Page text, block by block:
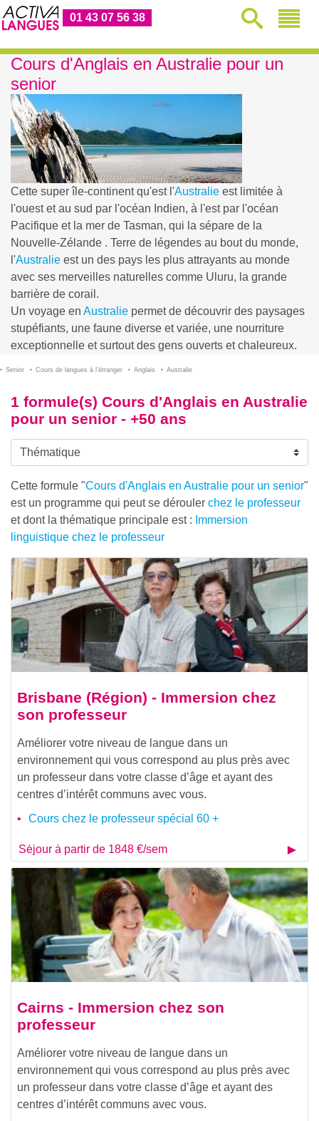
01 43 07 56 38
Cours d'Anglais en Australie pour un
senior
Cette super île-continent qu'est l'Australie est limitée à
l'ouest et au sud par l'océan Indien, à l'est par l'océan
Pacifique et la mer de Tasman, qui la sépare de la
Nouvelle-Zélande . Terre de légendes au bout du monde,
l'Australie est un des pays les plus attrayants au monde
avec ses merveilles naturelles comme Uluru, la grande
barrière de corail.
Un voyage en Australie permet de découvrir des paysages
stupéfiants, une faune diverse et variée, une nourriture
exceptionnelle et surtout des gens ouverts et chaleureux.
Senior Cours de langues à l’étranger Anglais Australie
1 formule(s) Cours d'Anglais en Australie
pour un senior - +50 ans
Cette formule "Cours d'Anglais en Australie pour un senior"
est un programme qui peut se dérouler chez le professeur
et dont la thématique principale est : Immersion
linguistique chez le professeur
Brisbane (Région) - Immersion chez
son professeur
Améliorer votre niveau de langue dans un
environnement qui vous correspond au plus près avec
un professeur dans votre classe d’âge et ayant des
centres d’intérêt communs avec vous.
Cours chez le professeur spécial 60 +
Séjour à partir de 1848 €/sem
Cairns - Immersion chez son
professeur
Améliorer votre niveau de langue dans un
environnement qui vous correspond au plus près avec
un professeur dans votre classe d’âge et ayant des
centres d’intérêt communs avec vous.